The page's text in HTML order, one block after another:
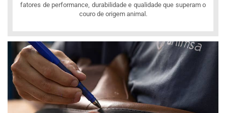
fatores de performance, durabilidade e qualidade que superam o
couro de origem animal.